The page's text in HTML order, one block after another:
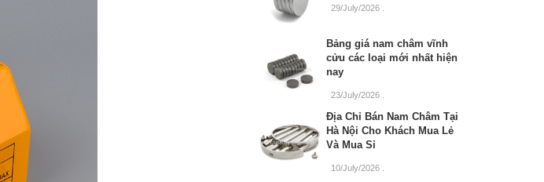
29/July/2026
Bảng giá nam châm vĩnh
cửu các loại mới nhất hiện
nay
23/July/2026
Địa Chỉ Bán Nam Châm Tại
Hà Nội Cho Khách Mua Lẻ
Và Mua Sỉ
10/July/2026